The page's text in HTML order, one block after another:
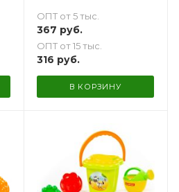
ОПТ от 5 тыс.
367 руб.
ОПТ от 15 тыс.
316 руб.
В КОРЗИНУ